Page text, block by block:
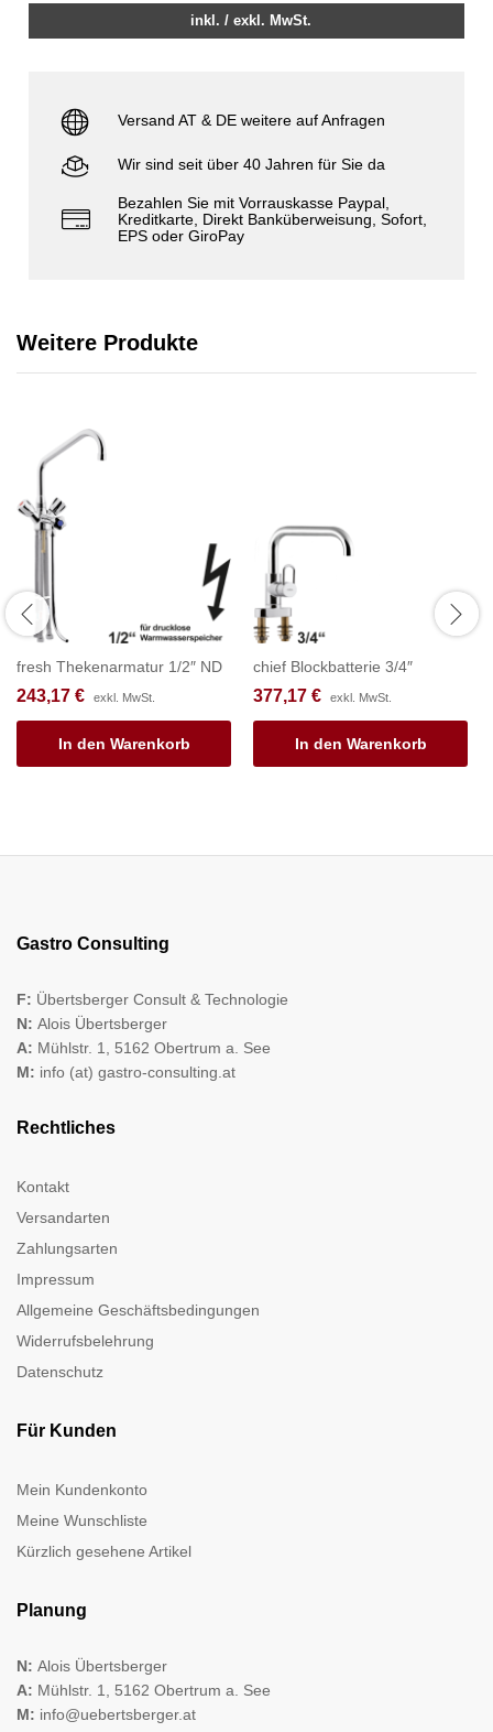
inkl. / exkl. MwSt.
Versand AT & DE weitere auf Anfragen
Wir sind seit über 40 Jahren für Sie da
Bezahlen Sie mit Vorrauskasse Paypal,
Kreditkarte, Direkt Banküberweisung, Sofort,
EPS oder GiroPay
Weitere Produkte
fresh Thekenarmatur 1/2″ ND
243,17 € exkl. MwSt.
In den Warenkorb
chief Blockbatterie 3/4″
377,17 € exkl. MwSt.
In den Warenkorb
Gastro Consulting
F: Übertsberger Consult & Technologie
N: Alois Übertsberger
A: Mühlstr. 1, 5162 Obertrum a. See
M: info (at) gastro-consulting.at
Rechtliches
Kontakt
Versandarten
Zahlungsarten
Impressum
Allgemeine Geschäftsbedingungen
Widerrufsbelehrung
Datenschutz
Für Kunden
Mein Kundenkonto
Meine Wunschliste
Kürzlich gesehene Artikel
Planung
N: Alois Übertsberger
A: Mühlstr. 1, 5162 Obertrum a. See
M: info@uebertsberger.at